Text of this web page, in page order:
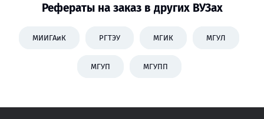
Рефераты на заказ в других ВУЗах
МИИГАиК РГТЭУ МГИК МГУЛ
МГУП МГУПП